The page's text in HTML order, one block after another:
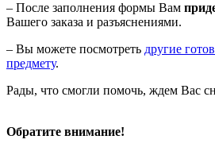
– После заполнения формы Вам
Вашего заказа и разъяснениями.
– Вы можете посмотреть другие
предмету.
Рады, что смогли помочь, ждем Вас
Обратите внимание!